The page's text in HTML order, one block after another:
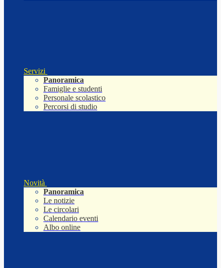
Servizi
Panoramica
Famiglie e studenti
Personale scolastico
Percorsi di studio
Novità
Panoramica
Le notizie
Le circolari
Calendario eventi
Albo online